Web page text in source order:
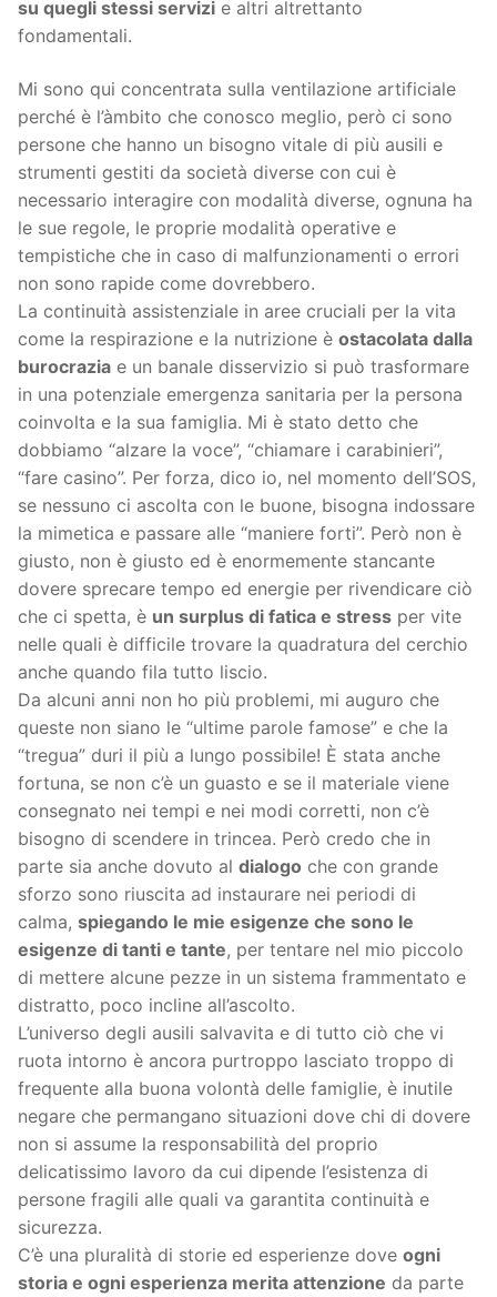
su quegli stessi servizi e altri altrettanto
fondamentali.
Mi sono qui concentrata sulla ventilazione artificiale
perché è l’àmbito che conosco meglio, però ci sono
persone che hanno un bisogno vitale di più ausili e
strumenti gestiti da società diverse con cui è
necessario interagire con modalità diverse, ognuna ha
le sue regole, le proprie modalità operative e
tempistiche che in caso di malfunzionamenti o errori
non sono rapide come dovrebbero.
La continuità assistenziale in aree cruciali per la vita
come la respirazione e la nutrizione è ostacolata dalla
burocrazia e un banale disservizio si può trasformare
in una potenziale emergenza sanitaria per la persona
coinvolta e la sua famiglia. Mi è stato detto che
dobbiamo “alzare la voce”, “chiamare i carabinieri”,
“fare casino”. Per forza, dico io, nel momento dell’SOS,
se nessuno ci ascolta con le buone, bisogna indossare
la mimetica e passare alle “maniere forti”. Però non è
giusto, non è giusto ed è enormemente stancante
dovere sprecare tempo ed energie per rivendicare ciò
che ci spetta, è un surplus di fatica e stress per vite
nelle quali è difficile trovare la quadratura del cerchio
anche quando fila tutto liscio.
Da alcuni anni non ho più problemi, mi auguro che
queste non siano le “ultime parole famose” e che la
“tregua” duri il più a lungo possibile! È stata anche
fortuna, se non c’è un guasto e se il materiale viene
consegnato nei tempi e nei modi corretti, non c’è
bisogno di scendere in trincea. Però credo che in
parte sia anche dovuto al dialogo che con grande
sforzo sono riuscita ad instaurare nei periodi di
calma, spiegando le mie esigenze che sono le
esigenze di tanti e tante, per tentare nel mio piccolo
di mettere alcune pezze in un sistema frammentato e
distratto, poco incline all’ascolto.
L’universo degli ausili salvavita e di tutto ciò che vi
ruota intorno è ancora purtroppo lasciato troppo di
frequente alla buona volontà delle famiglie, è inutile
negare che permangano situazioni dove chi di dovere
non si assume la responsabilità del proprio
delicatissimo lavoro da cui dipende l’esistenza di
persone fragili alle quali va garantita continuità e
sicurezza.
C’è una pluralità di storie ed esperienze dove ogni
storia e ogni esperienza merita attenzione da parte